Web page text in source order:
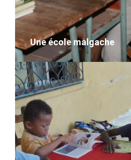
VOIR LE DÉTAIL
Une école malgache